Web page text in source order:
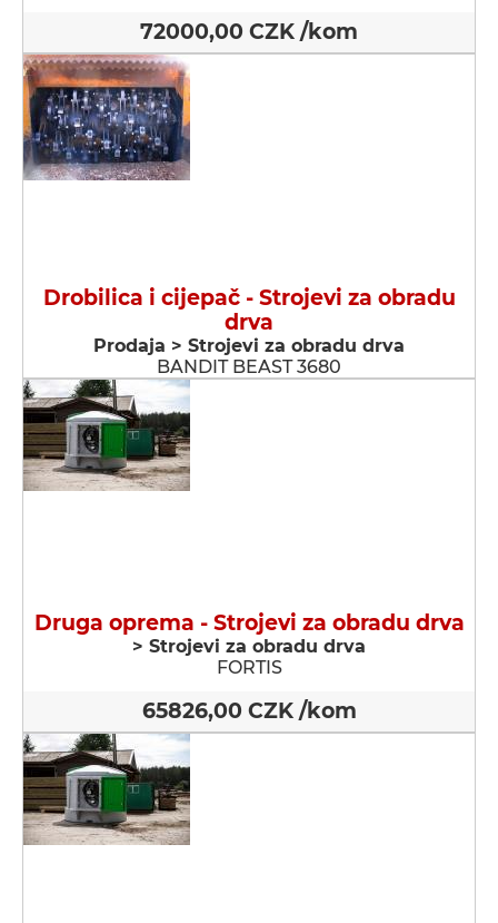
72000,00 CZK /kom
Drobilica i cijepač - Strojevi za obradu
drva
Prodaja > Strojevi za obradu drva
BANDIT BEAST 3680
Druga oprema - Strojevi za obradu drva
> Strojevi za obradu drva
FORTIS
65826,00 CZK /kom